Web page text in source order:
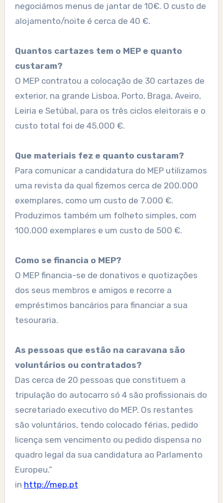
negociámos menus de jantar de 10€. O custo de
alojamento/noite é cerca de 40 €.
Quantos cartazes tem o MEP e quanto
custaram?
O MEP contratou a colocação de 30 cartazes de
exterior, na grande Lisboa, Porto, Braga, Aveiro,
Leiria e Setúbal, para os três ciclos eleitorais e o
custo total foi de 45.000 €.
Que materiais fez e quanto custaram?
Para comunicar a candidatura do MEP utilizamos
uma revista da qual fizemos cerca de 200.000
exemplares, como um custo de 7.000 €.
Produzimos também um folheto simples, com
100.000 exemplares e um custo de 500 €.
Como se financia o MEP?
O MEP financia-se de donativos e quotizações
dos seus membros e amigos e recorre a
empréstimos bancários para financiar a sua
tesouraria.
As pessoas que estão na caravana são
voluntários ou contratados?
Das cerca de 20 pessoas que constituem a
tripulação do autocarro só 4 são profissionais do
secretariado executivo do MEP. Os restantes
são voluntários, tendo colocado férias, pedido
licença sem vencimento ou pedido dispensa no
quadro legal da sua candidatura ao Parlamento
Europeu.”
in http://mep.pt